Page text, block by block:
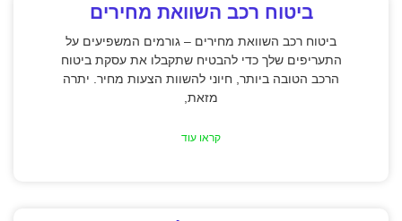
ביטוח רכב השוואת מחירים
ביטוח רכב השוואת מחירים – גורמים המשפיעים על
התעריפים שלך כדי להבטיח שתקבלו את עסקת ביטוח
הרכב הטובה ביותר, חיוני להשוות הצעות מחיר. יתרה
מזאת,
קראו עוד